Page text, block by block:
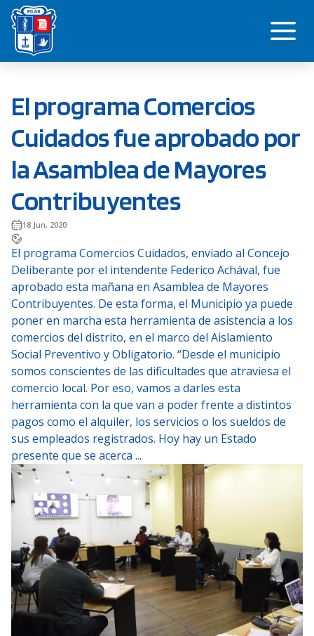
Saltar
contenido
El programa Comercios
Cuidados fue aprobado por
la Asamblea de Mayores
Contribuyentes
18 Jun, 2020
El programa Comercios Cuidados, enviado al Concejo
Deliberante por el intendente Federico Achával, fue
aprobado esta mañana en Asamblea de Mayores
Contribuyentes. De esta forma, el Municipio ya puede
poner en marcha esta herramienta de asistencia a los
comercios del distrito, en el marco del Aislamiento
Social Preventivo y Obligatorio. “Desde el municipio
somos conscientes de las dificultades que atraviesa el
comercio local. Por eso, vamos a darles esta
herramienta con la que van a poder frente a distintos
pagos como el alquiler, los servicios o los sueldos de
sus empleados registrados. Hoy hay un Estado
presente que se acerca ...